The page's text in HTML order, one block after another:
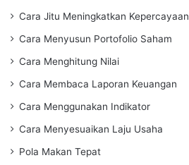
Cara Jitu Meningkatkan Kepercayaan
Cara Menyusun Portofolio Saham
Cara Menghitung Nilai
Cara Membaca Laporan Keuangan
Cara Menggunakan Indikator
Cara Menyesuaikan Laju Usaha
Pola Makan Tepat